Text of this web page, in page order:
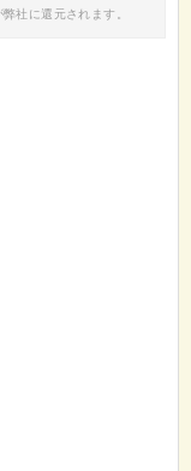
社に還元されます。